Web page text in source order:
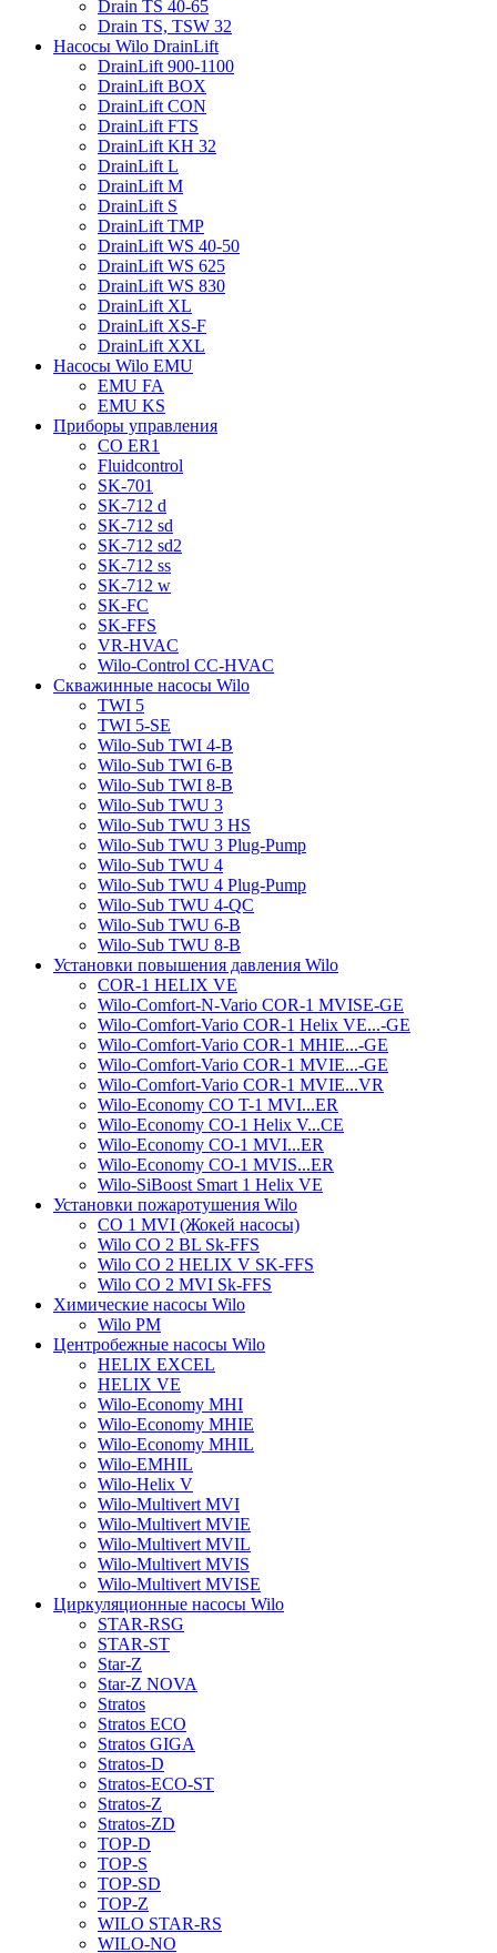
Drain TS 40-65
Drain TS, TSW 32
Насосы Wilo DrainLift
DrainLift 900-1100
DrainLift BOX
DrainLift CON
DrainLift FTS
DrainLift KH 32
DrainLift L
DrainLift M
DrainLift S
DrainLift TMP
DrainLift WS 40-50
DrainLift WS 625
DrainLift WS 830
DrainLift XL
DrainLift XS-F
DrainLift XXL
Насосы Wilo EMU
EMU FA
EMU KS
Приборы управления
CO ER1
Fluidcontrol
SK-701
SK-712 d
SK-712 sd
SK-712 sd2
SK-712 ss
SK-712 w
SK-FC
SK-FFS
VR-HVAC
Wilo-Control CC-HVAC
Скважинные насосы Wilo
TWI 5
TWI 5-SE
Wilo-Sub TWI 4-B
Wilo-Sub TWI 6-B
Wilo-Sub TWI 8-B
Wilo-Sub TWU 3
Wilo-Sub TWU 3 HS
Wilo-Sub TWU 3 Plug-Pump
Wilo-Sub TWU 4
Wilo-Sub TWU 4 Plug-Pump
Wilo-Sub TWU 4-QC
Wilo-Sub TWU 6-B
Wilo-Sub TWU 8-B
Установки повышения давления Wilo
COR-1 HELIX VE
Wilo-Comfort-N-Vario COR-1 MVISE-GE
Wilo-Comfort-Vario COR-1 Helix VE...-GE
Wilo-Comfort-Vario COR-1 MHIE...-GE
Wilo-Comfort-Vario COR-1 MVIE...-GE
Wilo-Comfort-Vario COR-1 MVIE...VR
Wilo-Economy CO T-1 MVI...ER
Wilo-Economy CO-1 Helix V...CE
Wilo-Economy CO-1 MVI...ER
Wilo-Economy CO-1 MVIS...ER
Wilo-SiBoost Smart 1 Helix VE
Установки пожаротушения Wilo
CO 1 MVI (Жокей насосы)
Wilo CO 2 BL Sk-FFS
Wilo CO 2 HELIX V SK-FFS
Wilo CO 2 MVI Sk-FFS
Химические насосы Wilo
Wilo PM
Центробежные насосы Wilo
HELIX EXCEL
HELIX VE
Wilo-Economy MHI
Wilo-Economy MHIE
Wilo-Economy MHIL
Wilo-EMHIL
Wilo-Helix V
Wilo-Multivert MVI
Wilo-Multivert MVIE
Wilo-Multivert MVIL
Wilo-Multivert MVIS
Wilo-Multivert MVISE
Циркуляционные насосы Wilo
STAR-RSG
STAR-ST
Star-Z
Star-Z NOVA
Stratos
Stratos ECO
Stratos GIGA
Stratos-D
Stratos-ECO-ST
Stratos-Z
Stratos-ZD
TOP-D
TOP-S
TOP-SD
TOP-Z
WILO STAR-RS
WILO-NO